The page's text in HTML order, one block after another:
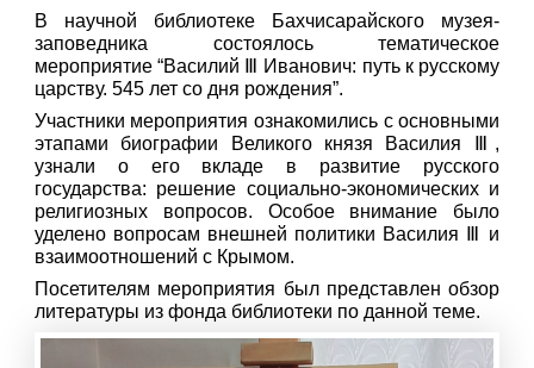
В научной библиотеке Бахчисарайского музея-
заповедника состоялось тематическое
мероприятие “Василий Ⅲ Иванович: путь к русскому
царству. 545 лет со дня рождения”.
Участники мероприятия ознакомились с основными
этапами биографии Великого князя Василия Ⅲ,
узнали о его вкладе в развитие русского
государства: решение социально-экономических и
религиозных вопросов. Особое внимание было
уделено вопросам внешней политики Василия Ⅲ и
взаимоотношений с Крымом.
Посетителям мероприятия был представлен обзор
литературы из фонда библиотеки по данной теме.